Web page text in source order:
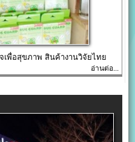
จเพื่อสุขภาพ สินค้างานวิจัยไทย
อ่านต่อ...